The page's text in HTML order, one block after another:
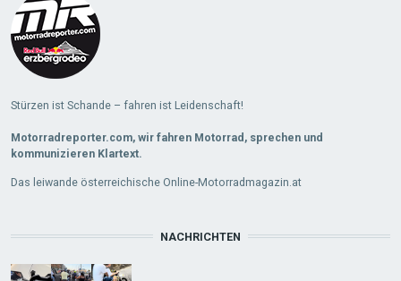
Stürzen ist Schande – fahren ist Leidenschaft!
Motorradreporter.com, wir fahren Motorrad, sprechen und
kommunizieren Klartext.
Das leiwande österreichische Online-Motorradmagazin.at
NACHRICHTEN